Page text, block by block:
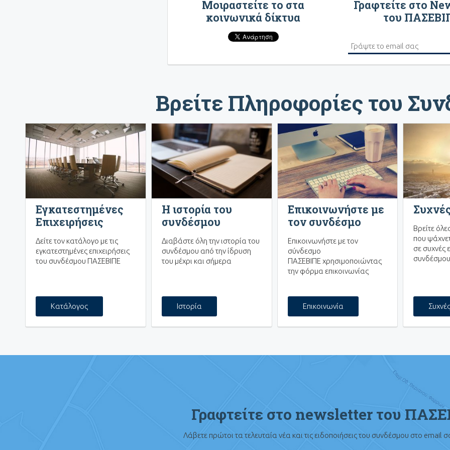
Μοιραστείτε το στα
κοινωνικά δίκτυα
Γραφτείτε στο
του
Βρείτε Πληροφορίες του
Εγκατεστημένες
Επιχειρήσεις
Δείτε τον κατάλογο με τις
εγκατεστημένες επιχειρήσεις
του συνδέσμου ΠΑΣΕΒΙΠΕ
Κατάλογος
Η ιστορία του
συνδέσμου
Διαβάστε όλη την ιστορία του
συνδέσμου από την ίδρυση
του μέχρι και σήμερα
Ιστορία
Επικοινωνήστε με
τον συνδέσμο
Επικοινωνήστε με τον
σύνδεσμο
ΠΑΣΕΒΙΠΕ χρησιμοποιώντας
την φόρμα επικοινωνίας
Επικοινωνία
Βρείτε
που
σε συχνές
Γραφτείτε στο newsletter του
Λάβετε πρώτοι τα τελευταία νέα και τις ειδοποιήσεις του συνδέσμου στο email